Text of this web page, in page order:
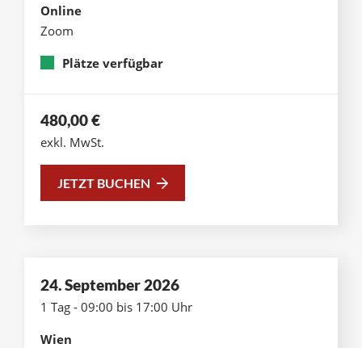
Online
Zoom
Plätze verfügbar
480,00€
exkl. MwSt.
JETZT BUCHEN
24. September 2026
1 Tag - 09:00 bis 17:00 Uhr
Wien